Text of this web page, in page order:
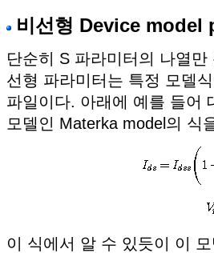
비선형 Device model
단순히 S 파라미터의 나열
선형 파라미터는 특정 모델
파일이다. 아래에 예를 들어
모델인 Materka model의 식
이 식에서 알 수 있듯이 이